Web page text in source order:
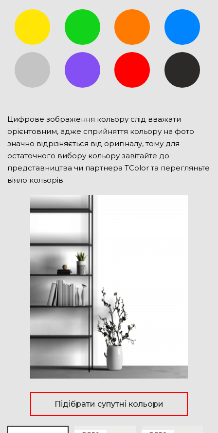
Цифрове зображення кольору слід вважати
орієнтовним, адже сприйняття кольору на фото
значно відрізняється від оригіналу, тому для
остаточного вибору кольору завітайте до
представництва чи партнера TColor та перегляньте
віяло кольорів.
Підібрати супутні кольори